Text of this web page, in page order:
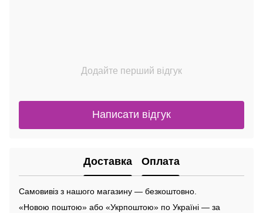
Додайте перший відгук
Написати відгук
Доставка Оплата
Самовивіз з нашого магазину — безкоштовно.
«Новою поштою» або «Укрпоштою» по Україні — за